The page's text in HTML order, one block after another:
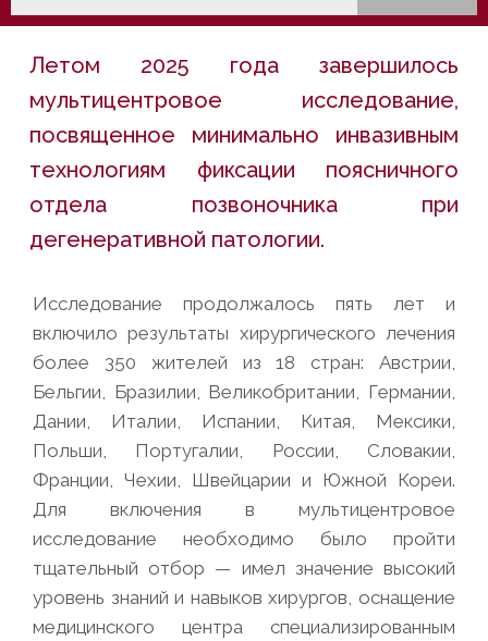
Летом 2025 года завершилось
мультицентровое исследование,
посвященное минимально инвазивным
технологиям фиксации поясничного
отдела позвоночника при
дегенеративной патологии.
Исследование продолжалось пять лет и
включило результаты хирургического лечения
более 350 жителей из 18 стран: Австрии,
Бельгии, Бразилии, Великобритании, Германии,
Дании, Италии, Испании, Китая, Мексики,
Польши, Португалии, России, Словакии,
Франции, Чехии, Швейцарии и Южной Кореи.
Для включения в мультицентровое
исследование необходимо было пройти
тщательный отбор — имел значение высокий
уровень знаний и навыков хирургов, оснащение
медицинского центра специализированным